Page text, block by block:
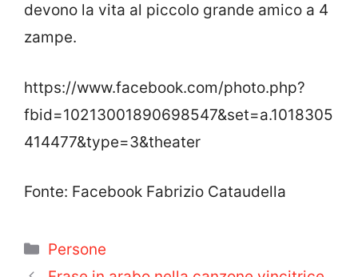
devono la vita al piccolo grande amico a 4
zampe.
https://www.facebook.com/photo.php?
fbid=10213001890698547&set=a.1018305
414477&type=3&theater
Fonte: Facebook Fabrizio Cataudella
Categorie
Persone